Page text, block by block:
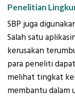
Penelitian
SBP juga
Salah satu
kerusakan
para peneliti
melihat tingkat
membantu dalam